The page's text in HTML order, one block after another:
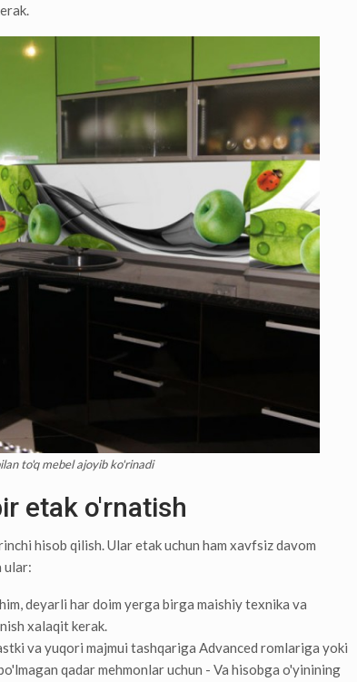
to'q mebel ajoyib ko'rinadi
etak o'rnatish
hisob qilish. Ular etak uchun ham xavfsiz davom
ular:
deyarli har doim yerga birga maishiy texnika va
xalaqit kerak.
va yuqori majmui tashqariga Advanced romlariga yoki
qadar mehmonlar uchun - Va hisobga o'yinining